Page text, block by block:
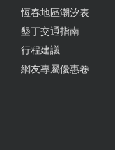
恆春地區潮汐表
墾丁交通指南
行程建議
網友專屬優惠卷